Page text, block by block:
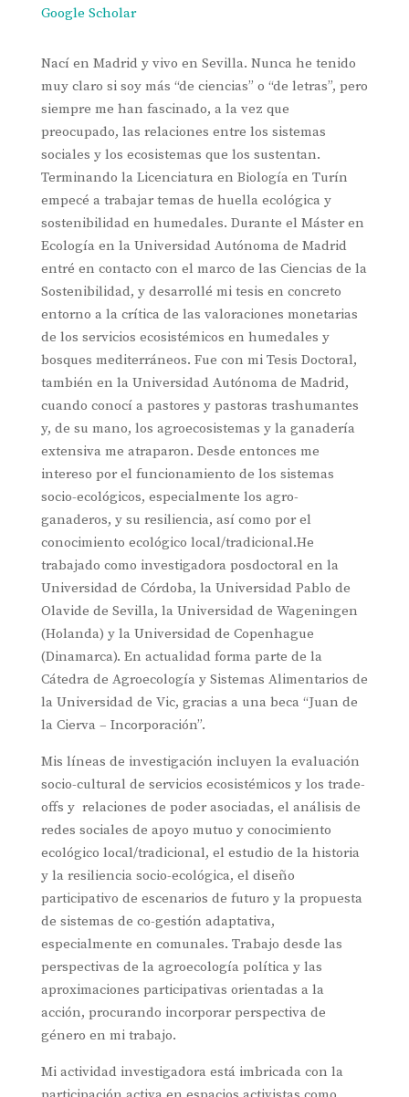
Google Scholar
Nací en Madrid y vivo en Sevilla. Nunca he tenido
muy claro si soy más “de ciencias” o “de letras”, pero
siempre me han fascinado, a la vez que
preocupado, las relaciones entre los sistemas
sociales y los ecosistemas que los sustentan.
Terminando la Licenciatura en Biología en Turín
empecé a trabajar temas de huella ecológica y
sostenibilidad en humedales. Durante el Máster en
Ecología en la Universidad Autónoma de Madrid
entré en contacto con el marco de las Ciencias de la
Sostenibilidad, y desarrollé mi tesis en concreto
entorno a la crítica de las valoraciones monetarias
de los servicios ecosistémicos en humedales y
bosques mediterráneos. Fue con mi Tesis Doctoral,
también en la Universidad Autónoma de Madrid,
cuando conocí a pastores y pastoras trashumantes
y, de su mano, los agroecosistemas y la ganadería
extensiva me atraparon. Desde entonces me
intereso por el funcionamiento de los sistemas
socio-ecológicos, especialmente los agro-
ganaderos, y su resiliencia, así como por el
conocimiento ecológico local/tradicional.He
trabajado como investigadora posdoctoral en la
Universidad de Córdoba, la Universidad Pablo de
Olavide de Sevilla, la Universidad de Wageningen
(Holanda) y la Universidad de Copenhague
(Dinamarca). En actualidad forma parte de la
Cátedra de Agroecología y Sistemas Alimentarios de
la Universidad de Vic, gracias a una beca “Juan de
la Cierva – Incorporación”.
Mis líneas de investigación incluyen la evaluación
socio-cultural de servicios ecosistémicos y los trade-
offs y relaciones de poder asociadas, el análisis de
redes sociales de apoyo mutuo y conocimiento
ecológico local/tradicional, el estudio de la historia
y la resiliencia socio-ecológica, el diseño
participativo de escenarios de futuro y la propuesta
de sistemas de co-gestión adaptativa,
especialmente en comunales. Trabajo desde las
perspectivas de la agroecología política y las
aproximaciones participativas orientadas a la
acción, procurando incorporar perspectiva de
género en mi trabajo.
Mi actividad investigadora está imbricada con la